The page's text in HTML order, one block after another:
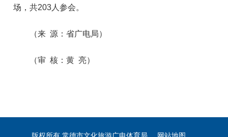
场，共203人参会。
（来 源：省广电局）
（审 核：黄 亮）